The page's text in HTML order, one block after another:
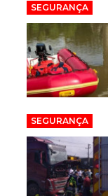
SEGURANÇA
SEGURANÇA